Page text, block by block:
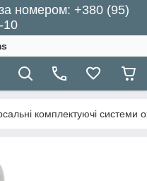
номером: +380 (95)
10
комплектуючі системи